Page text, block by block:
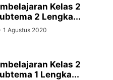
Kelas 2
2 Lengka...
1 Agustus 2020
Kelas 2
1 Lengka...